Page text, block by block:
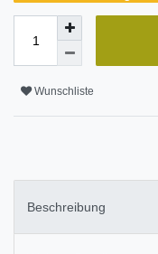
Wunschliste
Beschreibung